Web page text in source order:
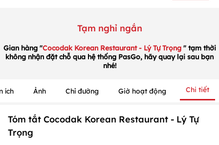
Tạm nghỉ ngắn
Gian hàng "Cocodak Korean Restaurant - Lý Tự Trọng " tạm thời
không nhận đặt chỗ qua hệ thống PasGo, hãy quay lại sau bạn
nhé!
ích Ảnh Chỉ đường Giờ hoạt động Chi tiết
Tóm tắt Cocodak Korean Restaurant - Lý Tự
Trọng